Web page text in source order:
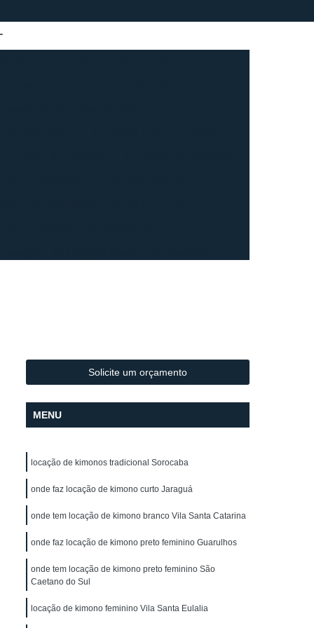
Lavagem de Toalha para Salão de Cabeleireiro
de Uniforme
Lavagem de Uniforme de Trabalho
de Uniforme Grande São Paulo
Lavagem de Uniforme São Paulo
Lavagem Industrial de Uniforme
Aluguel de Capa de Corte de Cabelo
Locação de Capa de Barbeiro
Locação de Capa de Barbeiro São Paulo
Solicite um orçamento
MENU
locação de kimonos tradicional Sorocaba
onde faz locação de kimono curto Jaraguá
onde tem locação de kimono branco Vila Santa Catarina
onde faz locação de kimono preto feminino Guarulhos
onde tem locação de kimono preto feminino São
Caetano do Sul
locação de kimono feminino Vila Santa Eulalia